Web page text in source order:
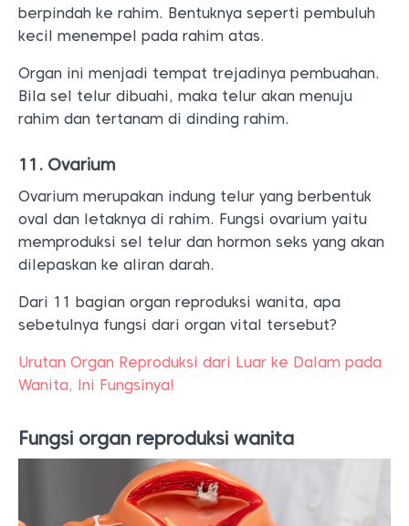
berpindah ke rahim. Bentuknya seperti pembuluh
kecil menempel pada rahim atas.
Organ ini menjadi tempat trejadinya pembuahan.
Bila sel telur dibuahi, maka telur akan menuju
rahim dan tertanam di dinding rahim.
11. Ovarium
Ovarium merupakan indung telur yang berbentuk
oval dan letaknya di rahim. Fungsi ovarium yaitu
memproduksi sel telur dan hormon seks yang akan
dilepaskan ke aliran darah.
Dari 11 bagian organ reproduksi wanita, apa
sebetulnya fungsi dari organ vital tersebut?
Urutan Organ Reproduksi dari Luar ke Dalam pada
Wanita, Ini Fungsinya!
Fungsi organ reproduksi wanita